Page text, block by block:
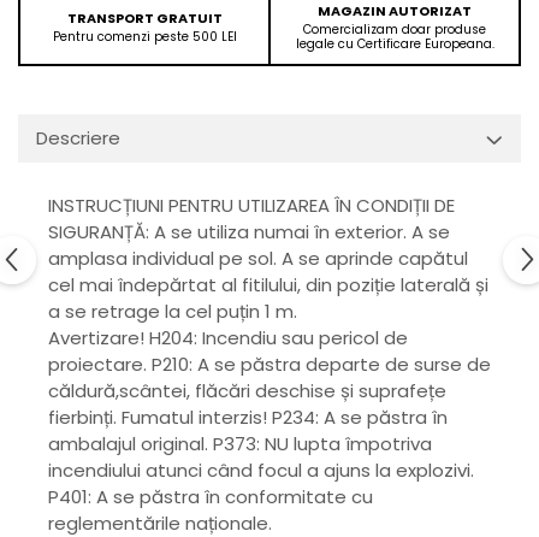
TRANSPORT GRATUIT
Pentru comenzi peste 500 LEI
MAGAZIN AUTORIZAT
Comercializam doar produse
legale cu Certificare Europeana.
Descriere
INSTRUCȚIUNI PENTRU UTILIZAREA ÎN CONDIȚII DE
SIGURANȚĂ: A se utiliza numai în exterior. A se
amplasa individual pe sol. A se aprinde capătul
cel mai îndepărtat al fitilului, din poziție laterală și
a se retrage la cel puțin 1 m.
Avertizare! H204: Incendiu sau pericol de
proiectare. P210: A se păstra departe de surse de
căldură,scântei, flăcări deschise și suprafețe
fierbinți. Fumatul interzis! P234: A se păstra în
ambalajul original. P373: NU lupta împotriva
incendiului atunci când focul a ajuns la explozivi.
P401: A se păstra în conformitate cu
reglementările naționale.